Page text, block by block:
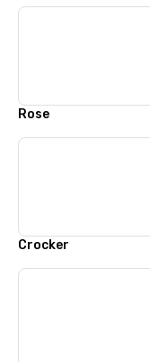
Rose
Crocker